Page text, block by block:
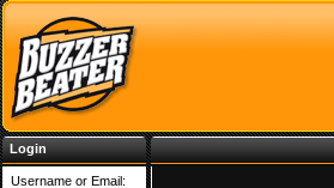
Login
Username or Email: